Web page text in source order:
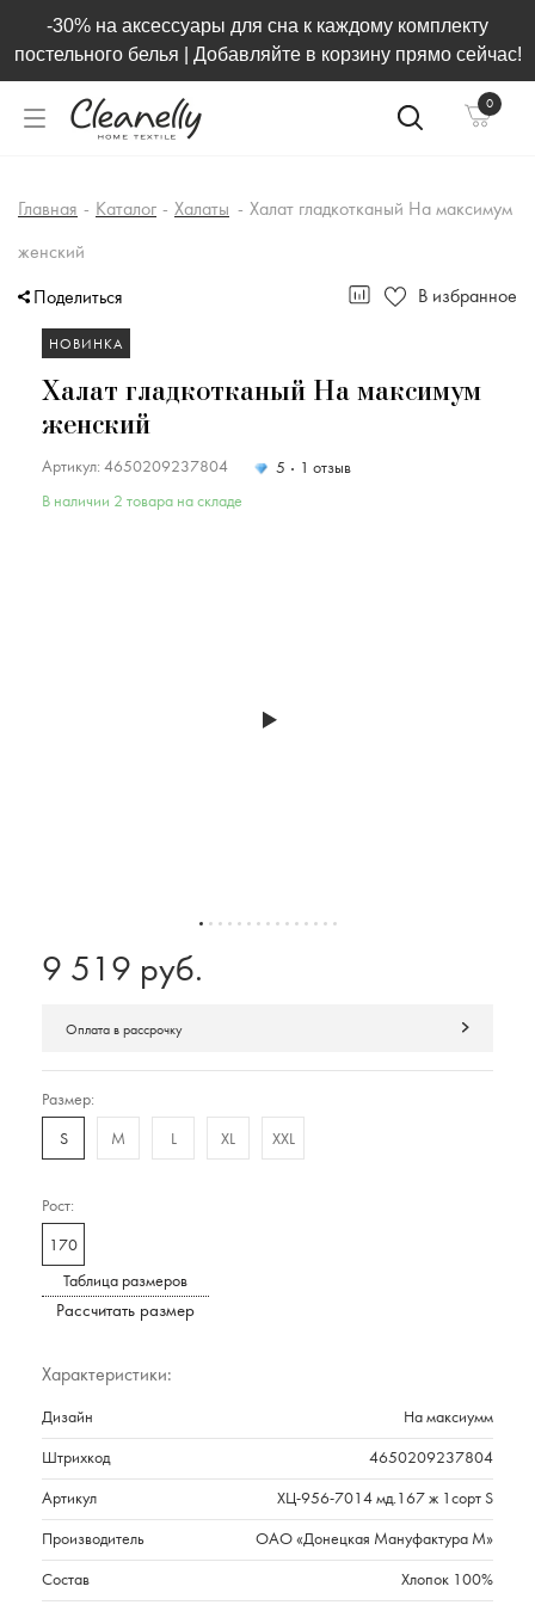
-30% на аксессуары для сна к каждому комплекту
постельного белья | Добавляйте в корзину прямо сейчас!
0
Главная - Каталог - Халаты - Халат гладкотканый На максимум
женский
Поделиться В избранное
НОВИНКА
Халат гладкотканый На максимум
женский
Артикул: 4650209237804 5
1 отзыв
В наличии 2 товара на складе
9 519 руб.
Оплата в рассрочку
Размер:
S M L XL XXL
Рост:
170
Таблица размеров
Рассчитать размер
Характеристики:
Дизайн На максиумм
Штрихкод 4650209237804
Артикул ХЦ-956-7014 мд.167 ж 1сорт S
Производитель ОАО «Донецкая Мануфактура М»
Состав Хлопок 100%